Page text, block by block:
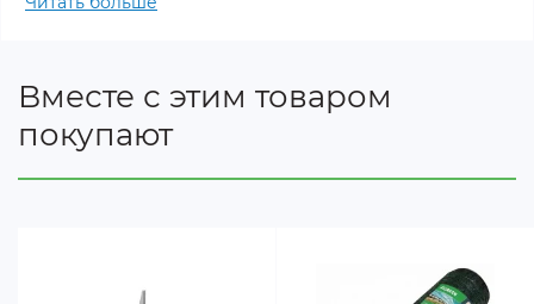
Количество штук в упаковке: 3
Особенности:
Имеет отламывающееся стальное лезвие для
легкой и эффективной обрезки.
Лезвие можно заменить
Вместе с этим товаром
покупают